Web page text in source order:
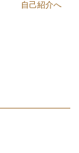
自己紹介へ